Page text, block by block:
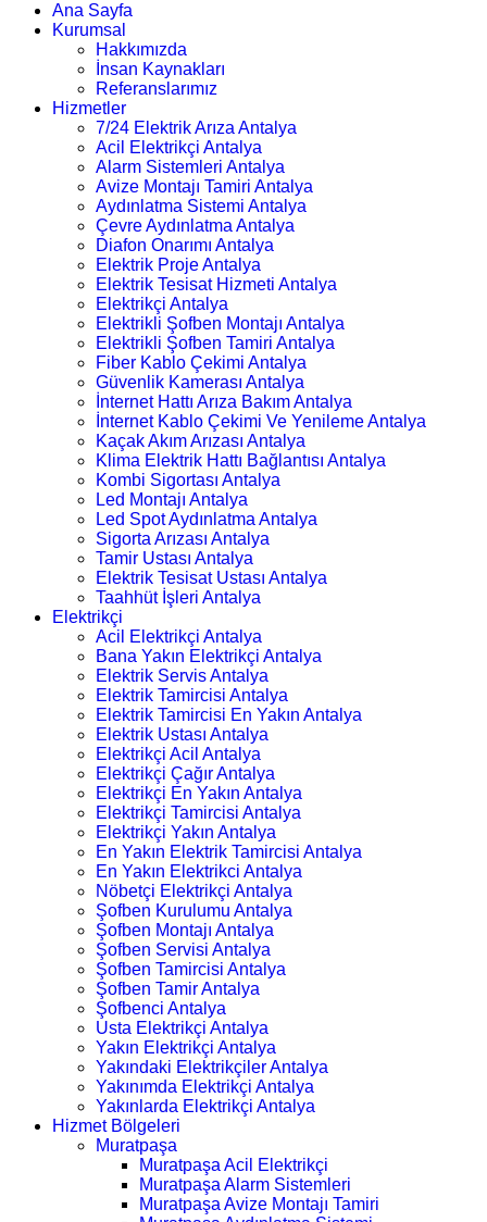
Ana Sayfa
Kurumsal
Hakkımızda
İnsan Kaynakları
Referanslarımız
Hizmetler
7/24 Elektrik Arıza Antalya
Acil Elektrikçi Antalya
Alarm Sistemleri Antalya
Avize Montajı Tamiri Antalya
Aydınlatma Sistemi Antalya
Çevre Aydınlatma Antalya
Diafon Onarımı Antalya
Elektrik Proje Antalya
Elektrik Tesisat Hizmeti Antalya
Elektrikçi Antalya
Elektrikli Şofben Montajı Antalya
Elektrikli Şofben Tamiri Antalya
Fiber Kablo Çekimi Antalya
Güvenlik Kamerası Antalya
İnternet Hattı Arıza Bakım Antalya
İnternet Kablo Çekimi Ve Yenileme Antalya
Kaçak Akım Arızası Antalya
Klima Elektrik Hattı Bağlantısı Antalya
Kombi Sigortası Antalya
Led Montajı Antalya
Led Spot Aydınlatma Antalya
Sigorta Arızası Antalya
Tamir Ustası Antalya
Elektrik Tesisat Ustası Antalya
Taahhüt İşleri Antalya
Elektrikçi
Acil Elektrikçi Antalya
Bana Yakın Elektrikçi Antalya
Elektrik Servis Antalya
Elektrik Tamircisi Antalya
Elektrik Tamircisi En Yakın Antalya
Elektrik Ustası Antalya
Elektrikçi Acil Antalya
Elektrikçi Çağır Antalya
Elektrikçi En Yakın Antalya
Elektrikçi Tamircisi Antalya
Elektrikçi Yakın Antalya
En Yakın Elektrik Tamircisi Antalya
En Yakın Elektrikci Antalya
Nöbetçi Elektrikçi Antalya
Şofben Kurulumu Antalya
Şofben Montajı Antalya
Şofben Servisi Antalya
Şofben Tamircisi Antalya
Şofben Tamir Antalya
Şofbenci Antalya
Usta Elektrikçi Antalya
Yakın Elektrikçi Antalya
Yakındaki Elektrikçiler Antalya
Yakınımda Elektrikçi Antalya
Yakınlarda Elektrikçi Antalya
Hizmet Bölgeleri
Muratpaşa
Muratpaşa Acil Elektrikçi
Muratpaşa Alarm Sistemleri
Muratpaşa Avize Montajı Tamiri